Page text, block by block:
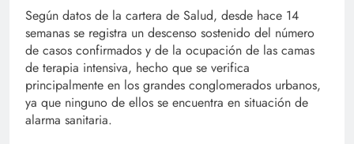
Según datos de la cartera de Salud, desde hace 14
semanas se registra un descenso sostenido del número
de casos confirmados y de la ocupación de las camas
de terapia intensiva, hecho que se verifica
principalmente en los grandes conglomerados urbanos,
ya que ninguno de ellos se encuentra en situación de
alarma sanitaria.